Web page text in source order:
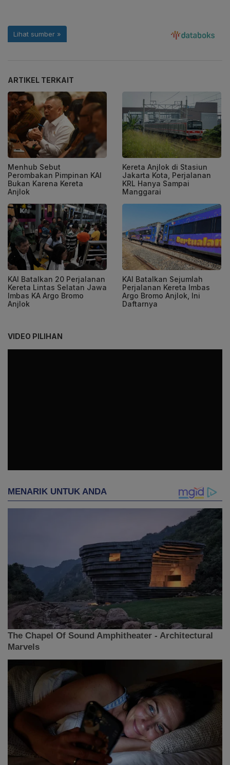
ARTIKEL TERKAIT
Menhub Sebut
Perombakan Pimpinan KAI
Bukan Karena Kereta
Anjlok
Kereta Anjlok di Stasiun
Jakarta Kota, Perjalanan
KRL Hanya Sampai
Manggarai
KAI Batalkan 20 Perjalanan
Kereta Lintas Selatan Jawa
Imbas KA Argo Bromo
Anjlok
KAI Batalkan Sejumlah
Perjalanan Kereta Imbas
Argo Bromo Anjlok, Ini
Daftarnya
VIDEO PILIHAN